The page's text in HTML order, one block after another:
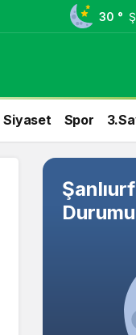
30 °
Siyaset Spor
Durumu